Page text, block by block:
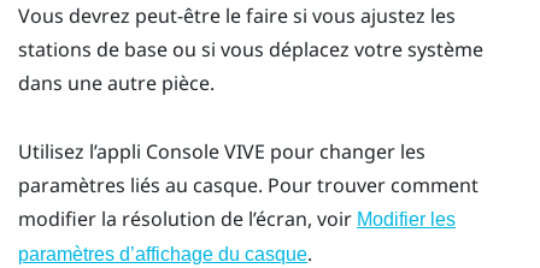
Vous devrez peut-être le faire si vous ajustez les
stations de base ou si vous déplacez votre système
dans une autre pièce.
Utilisez l’appli Console VIVE pour changer les
paramètres liés au casque. Pour trouver comment
modifier la résolution de l’écran, voir Modifier les
paramètres d’affichage du casque.